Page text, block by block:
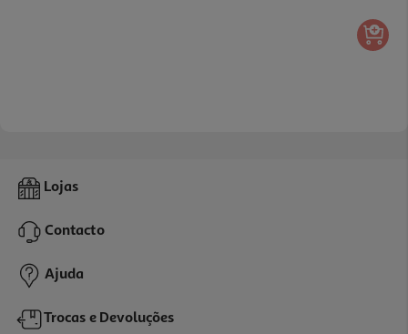
Polvo Nacional Auchan Congelado (3 A 4 Kg)
15,99 €
Lojas
Contacto
Ajuda
Trocas e Devoluções